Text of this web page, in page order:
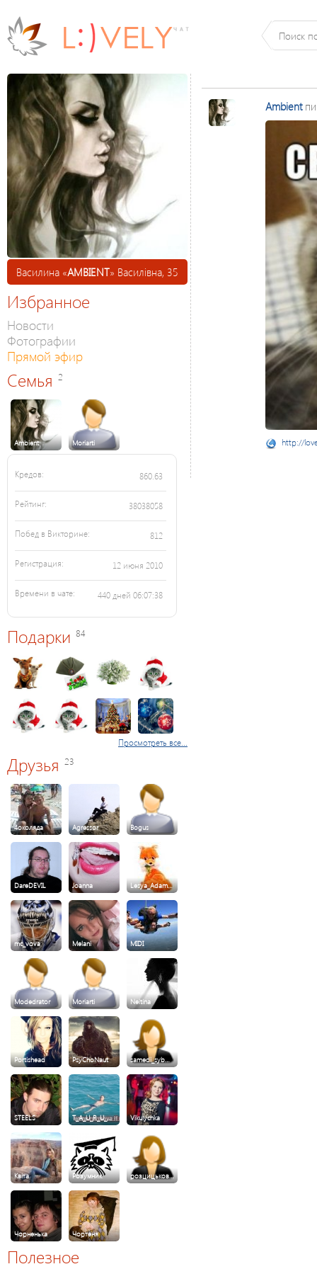
Василина «AMBIENT» Василівна, 35
Избранное
Новости
Фотографии
Прямой эфир
Семья 2
Ambient Moriarti
Кредов: 860.63
Рейтинг: 38038058
Побед в Викторине: 812
Регистрация: 12 июня 2010
Времени в чате: 440 дней 06:07:38
Подарки 84
Просмотреть все...
Друзья 23
4околяда Agressor Bogus
DareDEVIL Joanna Lesya_Adam…
mc_vova Melani MIDI
Modedrator Moriarti Neitina
Portishead PsyChoNaut samedi_syb…
STEELS T_A_U_R_U_… Vikulychka
Квiта Розумник розцицьков…
Чорненька Чортеня
Полезное
Ambient
http://